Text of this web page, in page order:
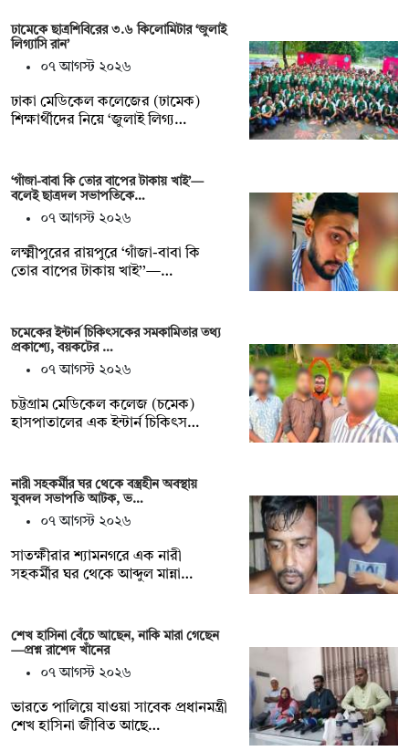
ঢামেকে ছাত্রশিবিরের ৩.৬ কিলোমিটার ‘জুলাই
লিগ্যাসি রান’
০৭ আগস্ট ২০২৬
ঢাকা মেডিকেল কলেজের (ঢামেক)
শিক্ষার্থীদের নিয়ে ‘জুলাই লিগ্য…
‘গাঁজা-বাবা কি তোর বাপের টাকায় খাই’—
বলেই ছাত্রদল সভাপতিকে…
০৭ আগস্ট ২০২৬
লক্ষ্মীপুরের রায়পুরে ‘গাঁজা-বাবা কি
তোর বাপের টাকায় খাই’’—…
চমেকের ইন্টার্ন চিকিৎসকের সমকামিতার তথ্য
প্রকাশ্যে, বয়কটের …
০৭ আগস্ট ২০২৬
চট্টগ্রাম মেডিকেল কলেজ (চমেক)
হাসপাতালের এক ইন্টার্ন চিকিৎস…
নারী সহকর্মীর ঘর থেকে বস্ত্রহীন অবস্থায়
যুবদল সভাপতি আটক, ভ…
০৭ আগস্ট ২০২৬
সাতক্ষীরার শ্যামনগরে এক নারী
সহকর্মীর ঘর থেকে আব্দুল মান্না…
শেখ হাসিনা বেঁচে আছেন, নাকি মারা গেছেন
—প্রশ্ন রাশেদ খাঁনের
০৭ আগস্ট ২০২৬
ভারতে পালিয়ে যাওয়া সাবেক প্রধানমন্ত্রী
শেখ হাসিনা জীবিত আছে…